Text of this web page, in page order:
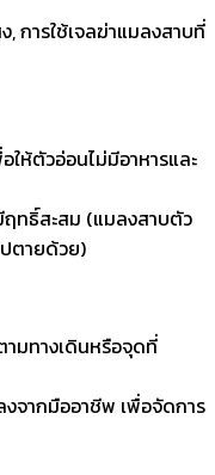
การใช้เจลฆ่าแมลงสาบที่
ให้ตัวอ่อนไม่มีอาหารและ
ฤทธิ์สะสม (แมลงสาบตัว
ตายด้วย)
ามทางเดินหรือจุดที่
งจากมืออาชีพ เพื่อจัดการ